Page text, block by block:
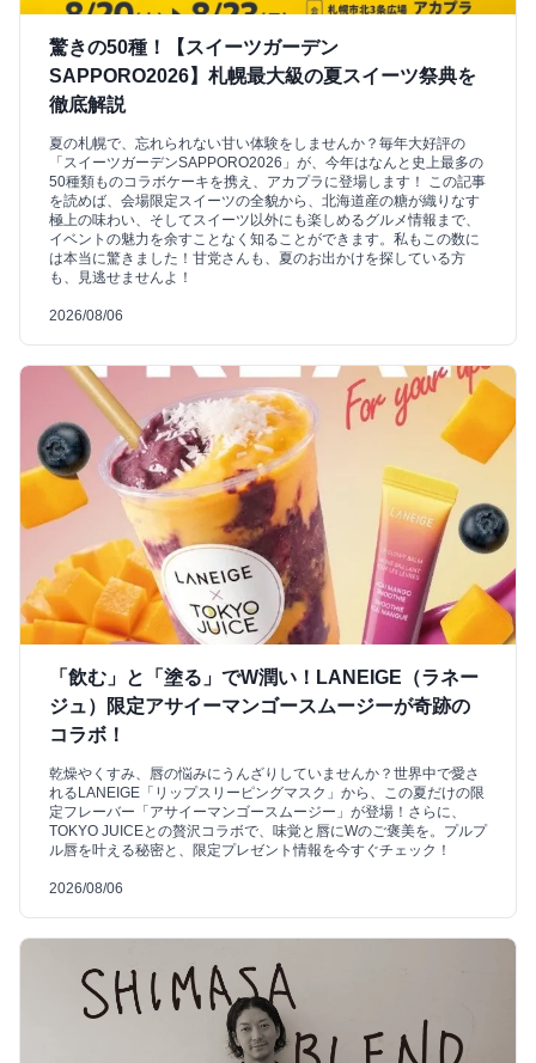
驚きの50種！【スイーツガーデン
SAPPORO2026】札幌最大級の夏スイーツ祭典を
徹底解説
夏の札幌で、忘れられない甘い体験をしませんか？毎年大好評の
「スイーツガーデンSAPPORO2026」が、今年はなんと史上最多の
50種類ものコラボケーキを携え、アカプラに登場します！ この記事
を読めば、会場限定スイーツの全貌から、北海道産の糖が織りなす
極上の味わい、そしてスイーツ以外にも楽しめるグルメ情報まで、
イベントの魅力を余すことなく知ることができます。私もこの数に
は本当に驚きました！甘党さんも、夏のお出かけを探している方
も、見逃せませんよ！
2026/08/06
「飲む」と「塗る」でW潤い！LANEIGE（ラネー
ジュ）限定アサイーマンゴースムージーが奇跡の
コラボ！
乾燥やくすみ、唇の悩みにうんざりしていませんか？世界中で愛さ
れるLANEIGE「リップスリーピングマスク」から、この夏だけの限
定フレーバー「アサイーマンゴースムージー」が登場！さらに、
TOKYO JUICEとの贅沢コラボで、味覚と唇にWのご褒美を。プルプ
ル唇を叶える秘密と、限定プレゼント情報を今すぐチェック！
2026/08/06